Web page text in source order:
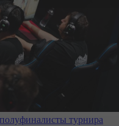
турнира